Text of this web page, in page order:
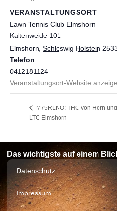
VERANSTALTUNGSORT
Lawn Tennis Club Elmshorn
Kaltenweide 101
Elmshorn Schleswig Holstein
Telefon
0412181124
Veranstaltungsort-Website
M75RLNO: THC von Horn
LTC Elmshorn
Das wichtigste auf einem
Datenschutz
Impressum